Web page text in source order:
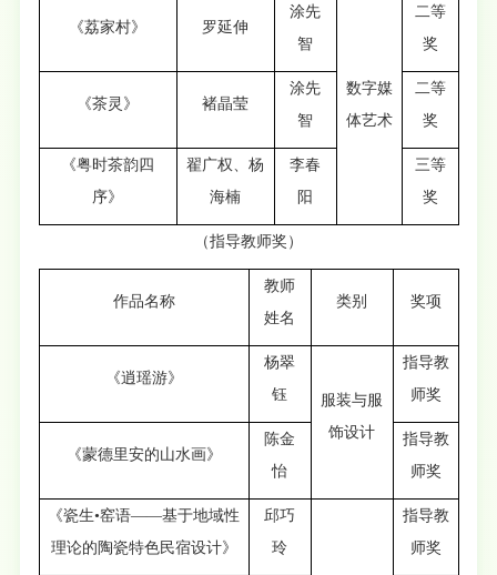
《荔家村》 罗延伸
涂先
智
数字媒
体艺术
二等
奖
《茶灵》 褚晶莹
涂先
智
二等
奖
《粤时茶韵四
序》
翟广权、杨
海楠
李春
阳
三等
奖
（指导教师奖）
作品名称
教师
姓名
类别 奖项
《逍瑶游》
杨翠
钰
服装与服
饰设计
指导教
师奖
《蒙德里安的山水画》
陈金
怡
指导教
师奖
《瓷生•窑语——基于地域性
理论的陶瓷特色民宿设计》
邱巧
玲
指导教
师奖